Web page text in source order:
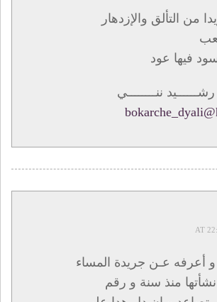
من التألق والإزدهار
فيها عود
ننــــــــي
و أعرفه عـن جريدة المساء
نشأتها منذ سنة و رقم